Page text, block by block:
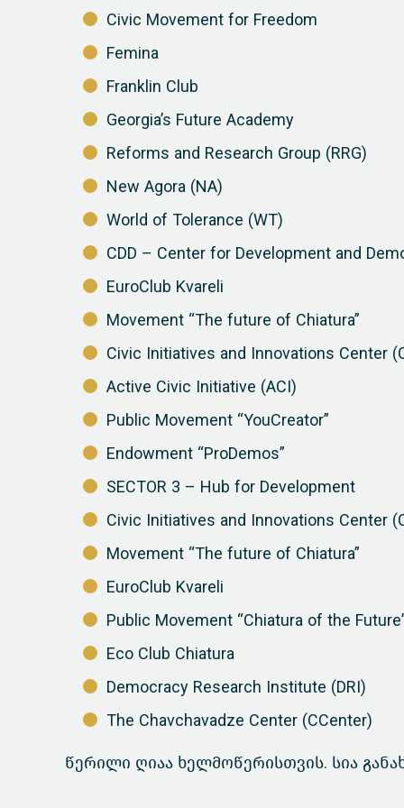
Civic Movement for Freedom
Femina
Franklin Club
Georgia’s Future Academy
Reforms and Research Group (RRG)
New Agora (NA)
World of Tolerance (WT)
CDD – Center for Development and
EuroClub Kvareli
Movement “The future of Chiatura”
Civic Initiatives and Innovations Center
Active Civic Initiative (ACI)
Public Movement “YouCreator”
Endowment “ProDemos”
SECTOR 3 – Hub for Development
Civic Initiatives and Innovations Center
Movement “The future of Chiatura”
EuroClub Kvareli
Public Movement “Chiatura of the
Eco Club Chiatura
Democracy Research Institute (DRI)
The Chavchavadze Center (CCenter)
წერილი ღიაა ხელმოწერისთვის. სია